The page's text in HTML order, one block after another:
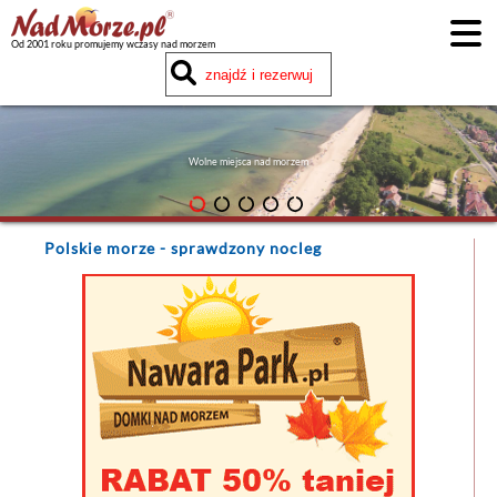
Od 2001 roku promujemy wczasy nad morzem
Wolne miejsca nad morzem
Polskie morze - sprawdzony nocleg